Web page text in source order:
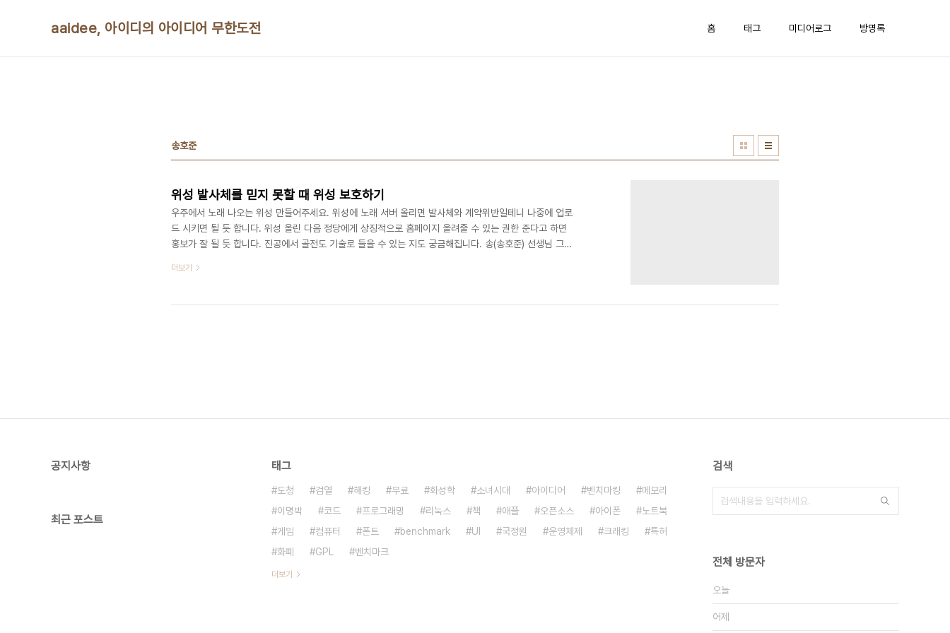
aaidee, 아이디의 아이디어 무한도전 홈 태그 미디어로그 방명록
송호준
위성 발사체를 믿지 못할 때 위성 보호하기
우주에서 노래 나오는 위성 만들어주세요. 위성에 노래 서버 올리면 발사체와 계약위반일테니 나중에 업로
드 시키면 될 듯 합니다. 위성 올린 다음 정당에게 상징적으로 홈페이지 올려줄 수 있는 권한 준다고 하면
홍보가 잘 될 듯 합니다. 진공에서 골전도 기술로 들을 수 있는 지도 궁금해집니다. 송(송호준) 선생님 그리
결성 보안 문제가 있을까봐 염려됐습니다. 영화를 보니 계약상 발사할 때는 작동이 중지되야 한다면서요.
종이나 시료, 씰, 물리적으로 막는 장치나 시간을 물리적으로 측정하는 시계, 시간이 지날수록 ..
더보기
공지사항
최근 포스트
태그
도청 검열 해킹 무료 화성학 소녀시대 아이디어 벤치마킹
메모리
이명박
코드 프로그래밍 리눅스 책 애플 오픈소스 아이폰
노트북
게임
컴퓨터 폰트 benchmark UI 국정원 운영체제 크래킹
특허
화폐
GPL 벤치마크
더보기
검색
전체 방문자
오늘
어제